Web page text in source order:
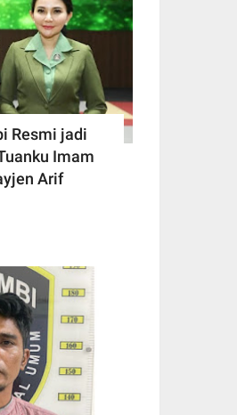
Resmi jadi
Imam
Arif